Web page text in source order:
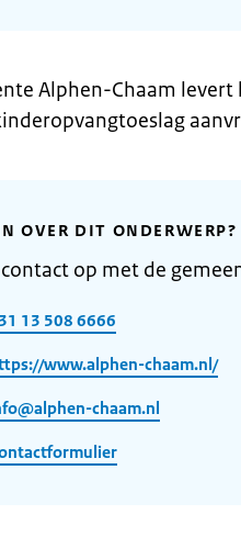
Alphen-Chaam
OVER DIT ONDERWERP?
op met de
13 508 6666
www.alphen-chaam.nl/
chaam.nl